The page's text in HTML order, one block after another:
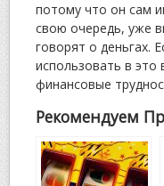
потому что он сам
свою очередь, уже
говорят о деньгах.
использовать в
финансовые
Рекомендуем